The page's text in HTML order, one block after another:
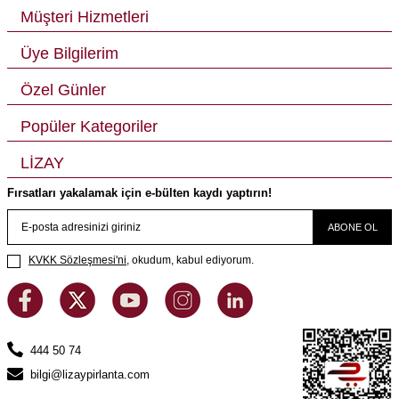
Müşteri Hizmetleri
Üye Bilgilerim
Özel Günler
Popüler Kategoriler
LİZAY
Fırsatları yakalamak için e-bülten kaydı yaptırın!
ABONE OL
KVKK Sözleşmesi'ni, okudum, kabul ediyorum.
444 50 74
bilgi@lizaypirlanta.com